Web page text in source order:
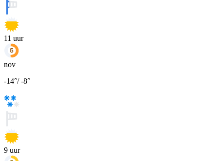
11 uur
nov
-14°/-8°
9 uur